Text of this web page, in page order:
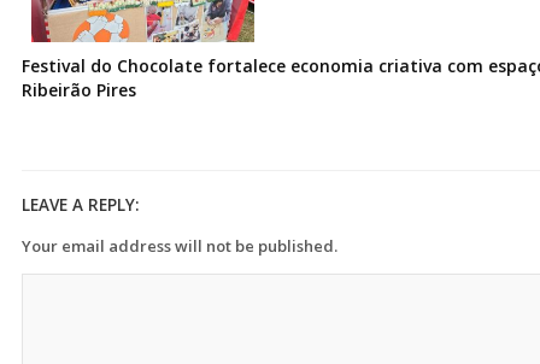
Festival do Chocolate fortalece economia criativa com
Ribeirão Pires
LEAVE A REPLY:
Your email address will not be published.